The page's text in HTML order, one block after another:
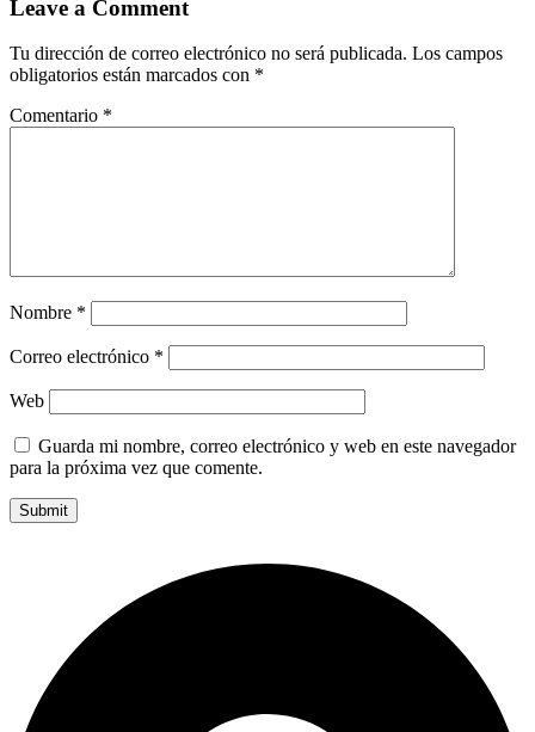
Leave a Comment
Tu dirección de correo electrónico no será publicada. Los campos
obligatorios están marcados con *
Comentario *
Nombre *
Correo electrónico *
Web
Guarda mi nombre, correo electrónico y web en este navegador
para la próxima vez que comente.